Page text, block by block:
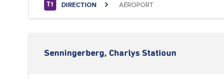
T1 DIRECTION AÉROPORT
Senningerberg, Charlys Statioun